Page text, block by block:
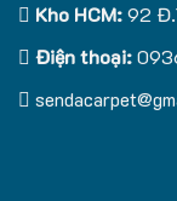
Kho HCM:92
Điện thoại: